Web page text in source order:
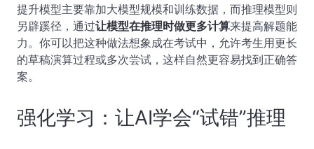
提升模型主要靠加大模型规模和训练数据，而推理模型则
另辟蹊径，通过让模型在推理时做更多计算来提高解题能
力。你可以把这种做法想象成在考试中，允许考生用更长
的草稿演算过程或多次尝试，这样自然更容易找到正确答
案。
强化学习：让AI学会“试错”推理